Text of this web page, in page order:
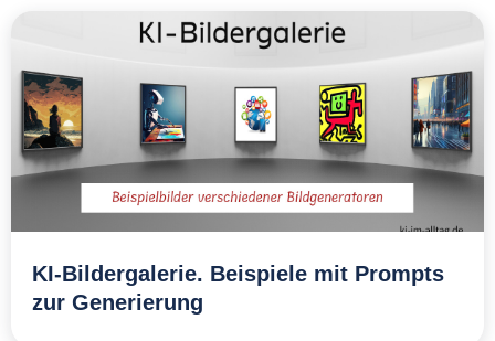
KI-Bildergalerie. Beispiele mit Prompts
zur Generierung